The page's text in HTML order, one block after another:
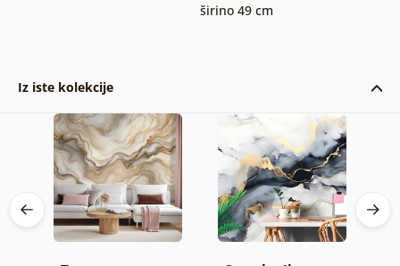
širino 49 cm
Iz iste kolekcije